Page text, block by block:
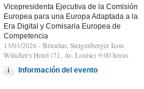
Vicepresidenta Ejecutiva de la Comisión
Europea para una Europa Adaptada a la
Era Digital y Comisaria Europea de
Competencia
13/01/2026 - Bruselas, Steigenberger Icon
Wiltcher's Hotel (71, Av. Louise) 9:00 horas
Información del evento